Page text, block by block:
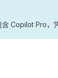
含 Copilot Pro，